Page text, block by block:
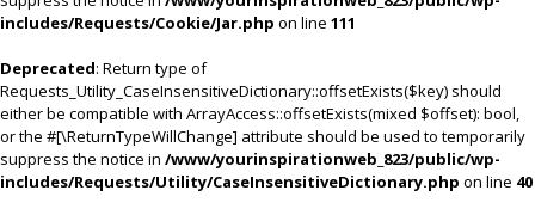
includes/Requests/Cookie/Jar.php on line 111
Deprecated: Return type of
Requests_Utility_CaseInsensitiveDictionary::offsetExists($key) should
either be compatible with ArrayAccess::offsetExists(mixed $offset): bool,
or the #[\ReturnTypeWillChange] attribute should be used to temporarily
suppress the notice in /www/yourinspirationweb_823/public/wp-
includes/Requests/Utility/CaseInsensitiveDictionary.php on line 40